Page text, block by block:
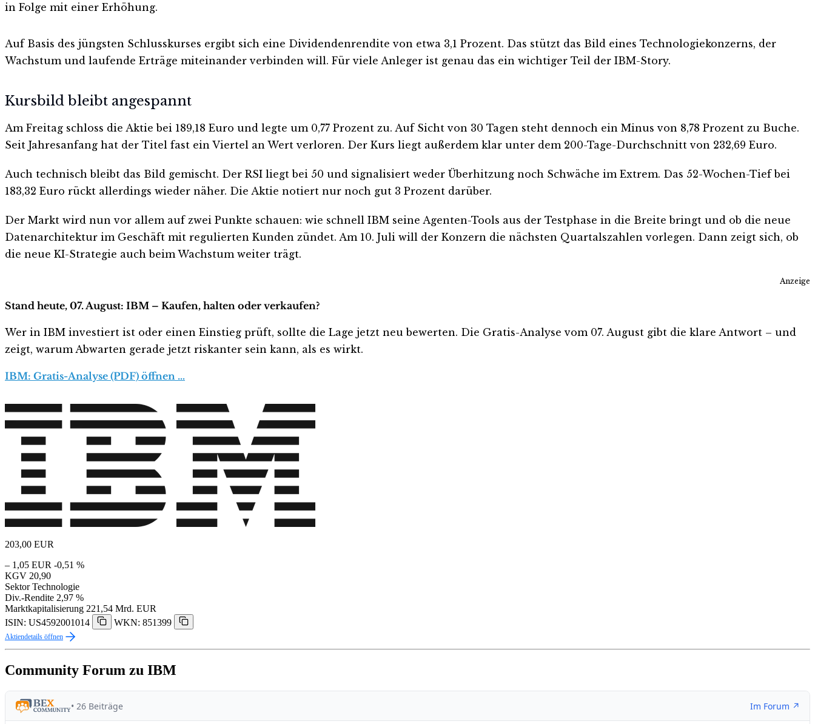
in Folge mit einer Erhöhung.
Auf Basis des jüngsten Schlusskurses ergibt sich eine Dividendenrendite von etwa 3,1 Prozent. Das stützt das Bild eines Technologiekonzerns, der
Wachstum und laufende Erträge miteinander verbinden will. Für viele Anleger ist genau das ein wichtiger Teil der IBM-Story.
Kursbild bleibt angespannt
Am Freitag schloss die Aktie bei 189,18 Euro und legte um 0,77 Prozent zu. Auf Sicht von 30 Tagen steht dennoch ein Minus von 8,78 Prozent zu Buche.
Seit Jahresanfang hat der Titel fast ein Viertel an Wert verloren. Der Kurs liegt außerdem klar unter dem 200-Tage-Durchschnitt von 232,69 Euro.
Auch technisch bleibt das Bild gemischt. Der RSI liegt bei 50 und signalisiert weder Überhitzung noch Schwäche im Extrem. Das 52-Wochen-Tief bei
183,32 Euro rückt allerdings wieder näher. Die Aktie notiert nur noch gut 3 Prozent darüber.
Der Markt wird nun vor allem auf zwei Punkte schauen: wie schnell IBM seine Agenten-Tools aus der Testphase in die Breite bringt und ob die neue
Datenarchitektur im Geschäft mit regulierten Kunden zündet. Am 10. Juli will der Konzern die nächsten Quartalszahlen vorlegen. Dann zeigt sich, ob
die neue KI-Strategie auch beim Wachstum weiter trägt.
Anzeige
Stand heute, 07. August: IBM – Kaufen, halten oder verkaufen?
Wer in IBM investiert ist oder einen Einstieg prüft, sollte die Lage jetzt neu bewerten. Die Gratis-Analyse vom 07. August gibt die klare Antwort – und
zeigt, warum Abwarten gerade jetzt riskanter sein kann, als es wirkt.
IBM: Gratis-Analyse (PDF) öffnen …
203,00 EUR
– 1,05 EUR -0,51 %
KGV 20,90
Sektor Technologie
Div.-Rendite 2,97 %
Marktkapitalisierung 221,54 Mrd. EUR
ISIN: US4592001014
WKN: 851399
Aktiendetails öffnen
Community Forum zu IBM